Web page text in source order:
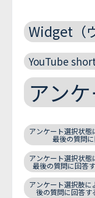
Widget（
YouTube
アン
アンケート選択状態
最後の質問
アンケート選択状態
最後の質問に回答
アンケート選択肢
後の質問に回答